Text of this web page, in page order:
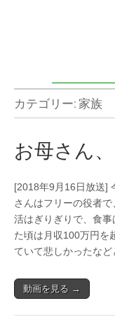
カテゴリー: 家族
お母さん
[2018年9月16日放送]
さんはフリーの役者
活はぎりぎりで、食
た頃は月収100万円を
ていて悲しかったなど
動画を見る →